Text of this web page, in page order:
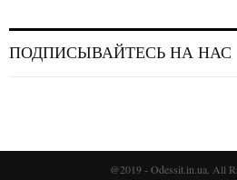
ПОДПИСЫВАЙТЕСЬ НА НАС
@2019 - Odessit.in.ua. All